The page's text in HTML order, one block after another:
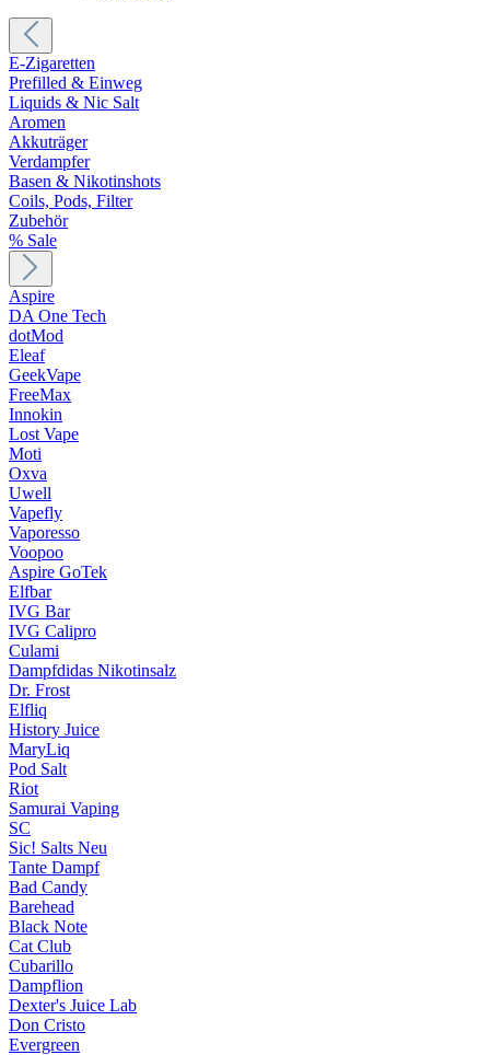
E-Zigaretten
Prefilled & Einweg
Liquids & Nic Salt
Aromen
Akkuträger
Verdampfer
Basen & Nikotinshots
Coils, Pods, Filter
Zubehör
% Sale
Aspire
DA One Tech
dotMod
Eleaf
GeekVape
FreeMax
Innokin
Lost Vape
Moti
Oxva
Uwell
Vapefly
Vaporesso
Voopoo
Aspire GoTek
Elfbar
IVG Bar
IVG Calipro
Culami
Dampfdidas Nikotinsalz
Dr. Frost
Elfliq
History Juice
MaryLiq
Pod Salt
Riot
Samurai Vaping
SC
Sic! Salts Neu
Tante Dampf
Bad Candy
Barehead
Black Note
Cat Club
Cubarillo
Dampflion
Dexter's Juice Lab
Don Cristo
Evergreen